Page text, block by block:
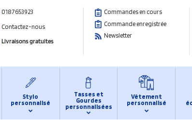
0187653923
Contactez-nous
Livraisons gratuites
Commandes en cours
Commande enregistrée
Newsletter
Stylo
personnalisé
Tasses et
Gourdes
personnalisées
Vêtement
personnalisé